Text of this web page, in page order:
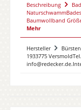
Beschreibung
Baumwollband
Mehr
Hersteller
1933775